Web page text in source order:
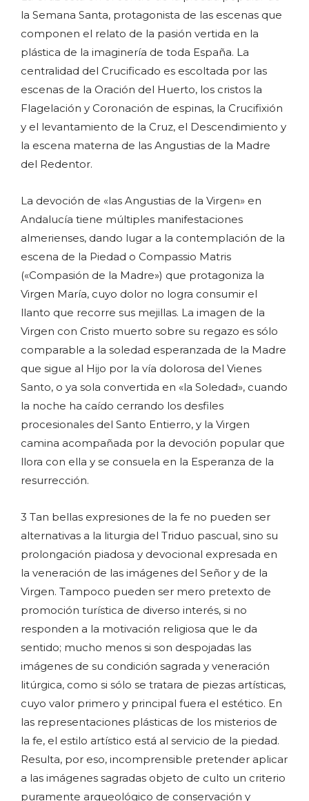
la Semana Santa, protagonista de las escenas que
componen el relato de la pasión vertida en la
plástica de la imaginería de toda España. La
centralidad del Crucificado es escoltada por las
escenas de la Oración del Huerto, los cristos la
Flagelación y Coronación de espinas, la Crucifixión
y el levantamiento de la Cruz, el Descendimiento y
la escena materna de las Angustias de la Madre
del Redentor.
La devoción de «las Angustias de la Virgen» en
Andalucía tiene múltiples manifestaciones
almerienses, dando lugar a la contemplación de la
escena de la Piedad o Compassio Matris
(«Compasión de la Madre») que protagoniza la
Virgen María, cuyo dolor no logra consumir el
llanto que recorre sus mejillas. La imagen de la
Virgen con Cristo muerto sobre su regazo es sólo
comparable a la soledad esperanzada de la Madre
que sigue al Hijo por la vía dolorosa del Vienes
Santo, o ya sola convertida en «la Soledad», cuando
la noche ha caído cerrando los desfiles
procesionales del Santo Entierro, y la Virgen
camina acompañada por la devoción popular que
llora con ella y se consuela en la Esperanza de la
resurrección.
3 Tan bellas expresiones de la fe no pueden ser
alternativas a la liturgia del Triduo pascual, sino su
prolongación piadosa y devocional expresada en
la veneración de las imágenes del Señor y de la
Virgen. Tampoco pueden ser mero pretexto de
promoción turística de diverso interés, si no
responden a la motivación religiosa que le da
sentido; mucho menos si son despojadas las
imágenes de su condición sagrada y veneración
litúrgica, como si sólo se tratara de piezas artísticas,
cuyo valor primero y principal fuera el estético. En
las representaciones plásticas de los misterios de
la fe, el estilo artístico está al servicio de la piedad.
Resulta, por eso, incomprensible pretender aplicar
a las imágenes sagradas objeto de culto un criterio
puramente arqueológico de conservación y